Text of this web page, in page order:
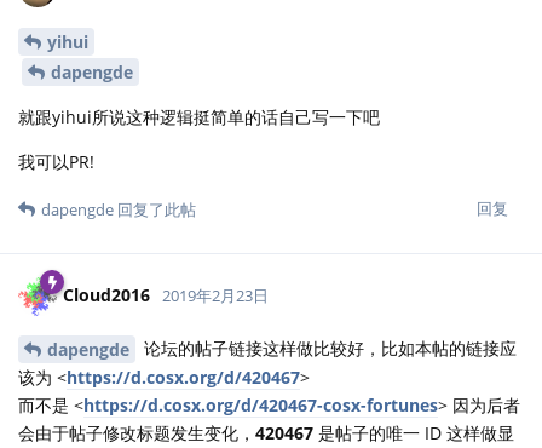
yihui
dapengde
就跟yihui所说这种逻辑挺简单的话自己写一下吧
我可以PR!
回复
dapengde 回复了此帖
Cloud2016 2019年2月23日
dapengde
论坛的帖子链接这样做比较好，比如本帖的链接应
该为 <https://d.cosx.org/d/420467>
而不是 <https://d.cosx.org/d/420467-cosx-fortunes> 因为后者
会由于帖子修改标题发生变化， 420467 是帖子的唯一 ID 这样做显